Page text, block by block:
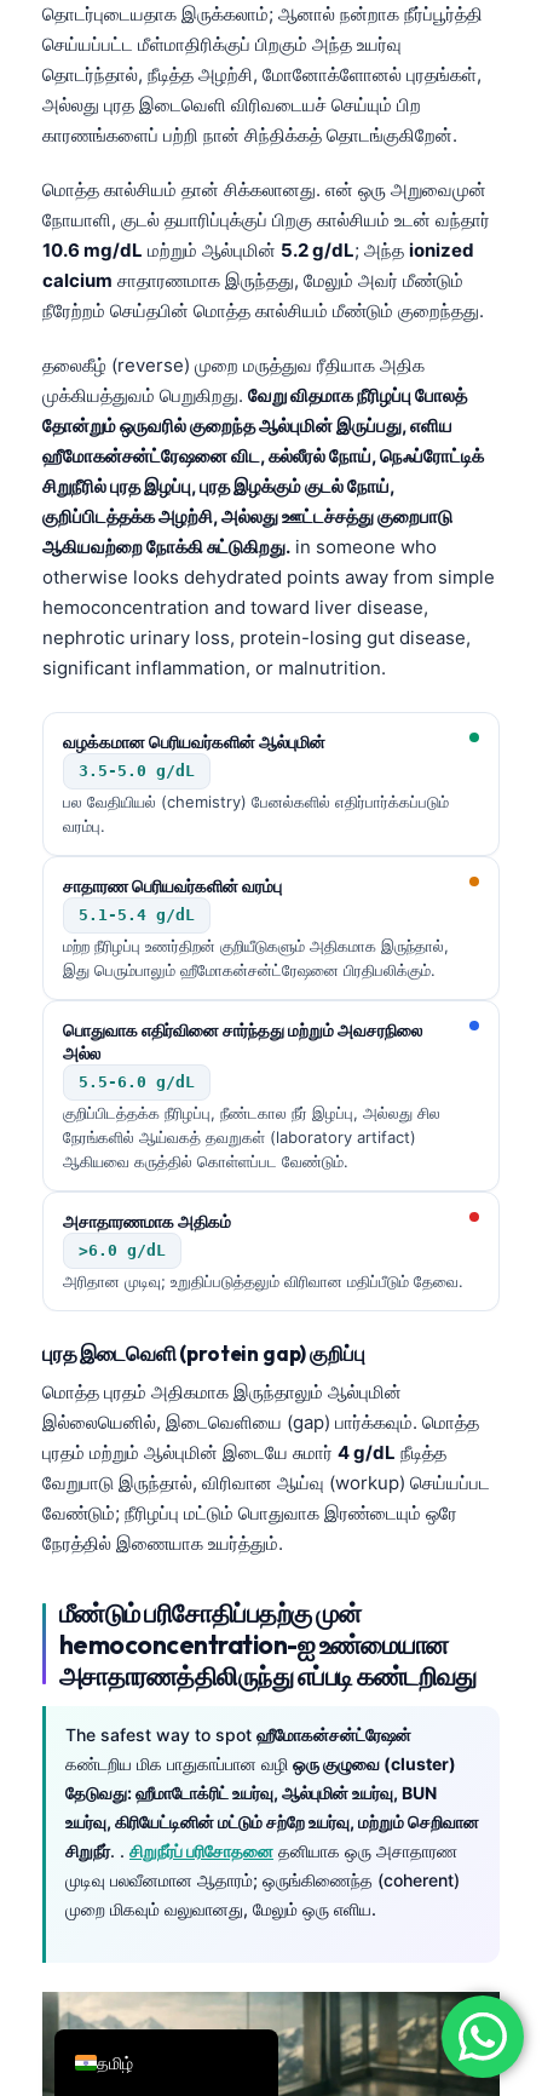
தொடர்புடையதாக இருக்கலாம்; ஆனால் நன்றாக நீர்ப்பூர்த்தி
செய்யப்பட்ட மீள்மாதிரிக்குப் பிறகும் அந்த உயர்வு
தொடர்ந்தால், நீடித்த அழற்சி, மோனோக்ளோனல் புரதங்கள்,
அல்லது புரத இடைவெளி விரிவடையச் செய்யும் பிற
காரணங்களைப் பற்றி நான் சிந்திக்கத் தொடங்குகிறேன்.
மொத்த கால்சியம் தான் சிக்கலானது. என் ஒரு அறுவைமுன்
நோயாளி, குடல் தயாரிப்புக்குப் பிறகு கால்சியம் உடன் வந்தார்
10.6 mg/dL மற்றும் ஆல்புமின் 5.2 g/dL; அந்த ionized
calcium சாதாரணமாக இருந்தது, மேலும் அவர் மீண்டும்
நீரேற்றம் செய்தபின் மொத்த கால்சியம் மீண்டும் குறைந்தது.
தலைகீழ் (reverse) முறை மருத்துவ ரீதியாக அதிக
முக்கியத்துவம் பெறுகிறது. வேறு விதமாக நீரிழப்பு போலத்
தோன்றும் ஒருவரில் குறைந்த ஆல்புமின் இருப்பது, எளிய
ஹீமோகன்சன்ட்ரேஷனை விட, கல்லீரல் நோய், நெஃப்ரோட்டிக்
சிறுநீரில் புரத இழப்பு, புரத இழக்கும் குடல் நோய்,
குறிப்பிடத்தக்க அழற்சி, அல்லது ஊட்டச்சத்து குறைபாடு
ஆகியவற்றை நோக்கி சுட்டுகிறது. in someone who
otherwise looks dehydrated points away from simple
hemoconcentration and toward liver disease,
nephrotic urinary loss, protein-losing gut disease,
significant inflammation, or malnutrition.
வழக்கமான பெரியவர்களின் ஆல்புமின்
3.5-5.0 g/dL
பல வேதியியல் (chemistry) பேனல்களில் எதிர்பார்க்கப்படும்
வரம்பு.
சாதாரண பெரியவர்களின் வரம்பு
5.1-5.4 g/dL
மற்ற நீரிழப்பு உணர்திறன் குறியீடுகளும் அதிகமாக இருந்தால்,
இது பெரும்பாலும் ஹீமோகன்சன்ட்ரேஷனை பிரதிபலிக்கும்.
பொதுவாக எதிர்வினை சார்ந்தது மற்றும் அவசரநிலை
அல்ல
5.5-6.0 g/dL
குறிப்பிடத்தக்க நீரிழப்பு, நீண்டகால நீர் இழப்பு, அல்லது சில
நேரங்களில் ஆய்வகத் தவறுகள் (laboratory artifact)
ஆகியவை கருத்தில் கொள்ளப்பட வேண்டும்.
அசாதாரணமாக அதிகம்
>6.0 g/dL
அரிதான முடிவு; உறுதிப்படுத்தலும் விரிவான மதிப்பீடும் தேவை.
புரத இடைவெளி (protein gap) குறிப்பு
மொத்த புரதம் அதிகமாக இருந்தாலும் ஆல்புமின்
இல்லையெனில், இடைவெளியை (gap) பார்க்கவும். மொத்த
புரதம் மற்றும் ஆல்புமின் இடையே சுமார் 4 g/dL நீடித்த
வேறுபாடு இருந்தால், விரிவான ஆய்வு (workup) செய்யப்பட
வேண்டும்; நீரிழப்பு மட்டும் பொதுவாக இரண்டையும் ஒரே
நேரத்தில் இணையாக உயர்த்தும்.
மீண்டும் பரிசோதிப்பதற்கு முன்
hemoconcentration-ஐ உண்மையான
அசாதாரணத்திலிருந்து எப்படி கண்டறிவது
The safest way to spot ஹீமோகன்சன்ட்ரேஷன்
கண்டறிய மிக பாதுகாப்பான வழி ஒரு குழுவை (cluster)
தேடுவது: ஹீமாடோக்ரிட் உயர்வு, ஆல்புமின் உயர்வு, BUN
உயர்வு, கிரியேட்டினின் மட்டும் சற்றே உயர்வு, மற்றும் செறிவான
சிறுநீர். . சிறுநீர்ப் பரிசோதனை தனியாக ஒரு அசாதாரண
முடிவு பலவீனமான ஆதாரம்; ஒருங்கிணைந்த (coherent)
முறை மிகவும் வலுவானது, மேலும் ஒரு எளிய.
தமிழ்
English
Français
עִבְרִית
Italiano
Español
Português
Română
فارسی
Български
Dansk
Nederlands
Bahasa Indonesia
Íslenska
Српски језик
Bosanski
Azərbaycan dili
Eesti
日本語
Čeština
ქართული
Русский
Lietuvių kalba
Polski
Slovenščina
Shqip
اردو
मराठी
తెలుగు
ગુજરાતી
ಕನ್ನಡ
മലയാളം
Tiếng Việt
Tagalog
ไทย
ဗမာစာ
ភាសាខ្មែរ
Kiswahili
አማርኛ
Українська